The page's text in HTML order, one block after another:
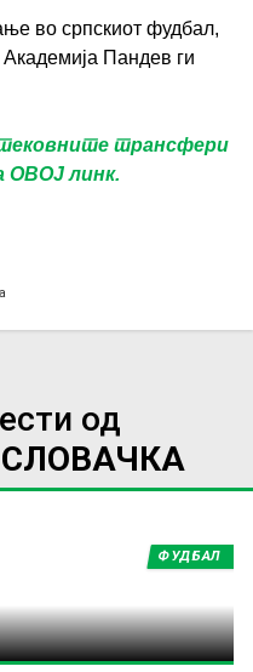
во српскиот фудбал,
Пандев ги
трансфери
ОВОЈ линк.
од
ФУДБАЛ